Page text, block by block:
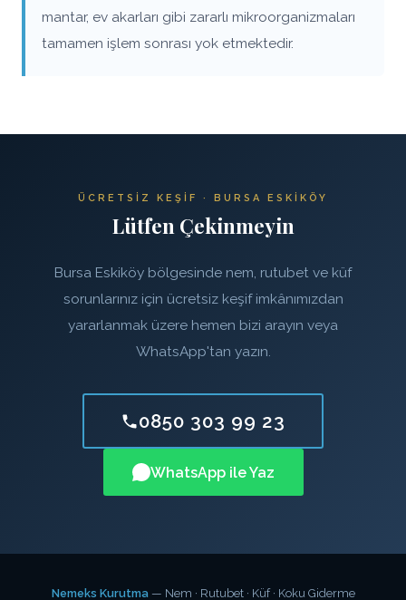
mantar, ev akarları gibi zararlı mikroorganizmaları
tamamen işlem sonrası yok etmektedir.
ÜCRETSIZ KEŞIF · BURSA ESKIKÖY
Lütfen Çekinmeyin
Bursa Eskiköy bölgesinde nem, rutubet ve küf
sorunlarınız için ücretsiz keşif imkânımızdan
yararlanmak üzere hemen bizi arayın veya
WhatsApp'tan yazın.
0850 303 99 23
WhatsApp ile Yaz
Nemeks Kurutma— Nem · Rutubet · Küf · Koku Giderme